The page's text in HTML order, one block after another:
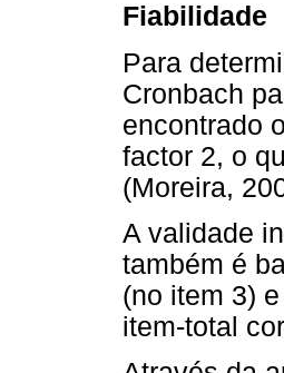
Fiabilidade
Para
Cronbach
encontrado
factor 2, o
(Moreira,
A validade
também é
(no item 3)
item-total